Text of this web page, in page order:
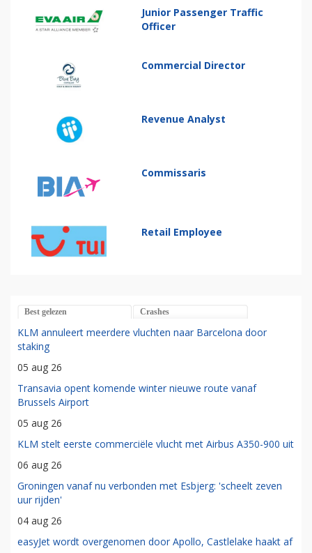
Junior Passenger Traffic
Officer
Commercial Director
Revenue Analyst
Commissaris
Retail Employee
Best gelezen Crashes
KLM annuleert meerdere vluchten naar Barcelona door
staking
05 aug 26
Transavia opent komende winter nieuwe route vanaf
Brussels Airport
05 aug 26
KLM stelt eerste commerciële vlucht met Airbus A350-900 uit
06 aug 26
Groningen vanaf nu verbonden met Esbjerg: 'scheelt zeven
uur rijden'
04 aug 26
easyJet wordt overgenomen door Apollo, Castlelake haakt af